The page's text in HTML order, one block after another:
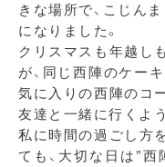
きな場所で、こじん
になりました。
クリスマスも年越し
が、同じ西陣のケー
気に入りの西陣のコ
友達と一緒に行くよ
私に時間の過ごし方
ても、大切な日は”西